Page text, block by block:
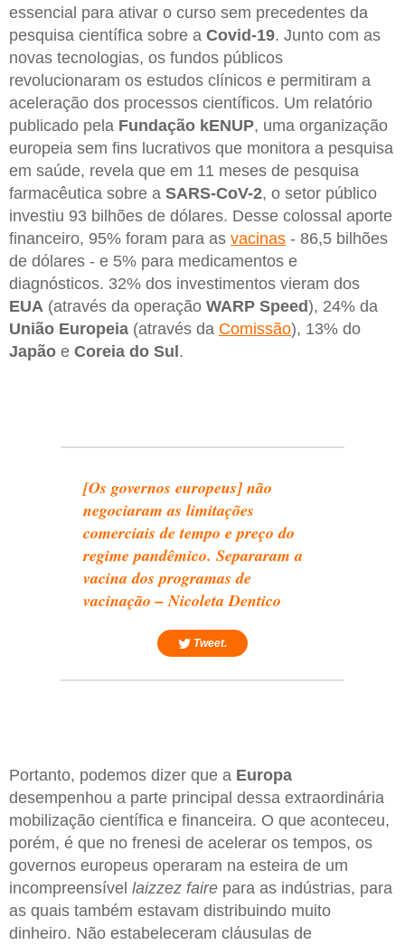
essencial para ativar o curso sem precedentes da
pesquisa científica sobre a Covid-19. Junto com as
novas tecnologias, os fundos públicos
revolucionaram os estudos clínicos e permitiram a
aceleração dos processos científicos. Um relatório
publicado pela Fundação kENUP, uma organização
europeia sem fins lucrativos que monitora a pesquisa
em saúde, revela que em 11 meses de pesquisa
farmacêutica sobre a SARS-CoV-2, o setor público
investiu 93 bilhões de dólares. Desse colossal aporte
financeiro, 95% foram para as vacinas - 86,5 bilhões
de dólares - e 5% para medicamentos e
diagnósticos. 32% dos investimentos vieram dos
EUA (através da operação WARP Speed), 24% da
União Europeia (através da Comissão), 13% do
Japão e Coreia do Sul.
[Os governos europeus] não
negociaram as limitações
comerciais de tempo e preço do
regime pandêmico. Separaram a
vacina dos programas de
vacinação – Nicoleta Dentico
Tweet.
Portanto, podemos dizer que a Europa
desempenhou a parte principal dessa extraordinária
mobilização científica e financeira. O que aconteceu,
porém, é que no frenesi de acelerar os tempos, os
governos europeus operaram na esteira de um
incompreensível laizzez faire para as indústrias, para
as quais também estavam distribuindo muito
dinheiro. Não estabeleceram cláusulas de